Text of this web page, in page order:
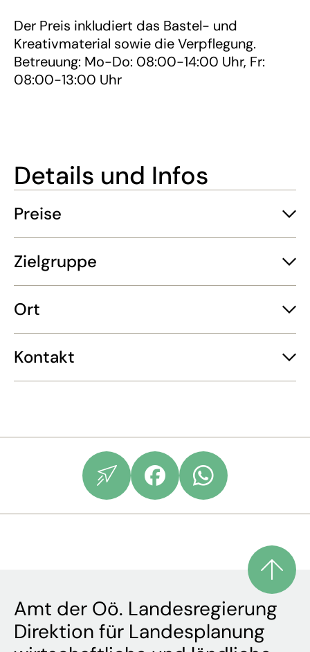
Der Preis inkludiert das Bastel- und
Kreativmaterial sowie die Verpflegung.
Betreuung: Mo-Do: 08:00-14:00 Uhr, Fr:
08:00-13:00 Uhr
Details und Infos
Preise
Zielgruppe
Ort
Kontakt
Amt der Oö. Landesregierung
Direktion für Landesplanung